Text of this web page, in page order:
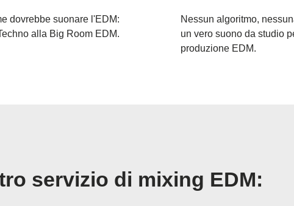
dovrebbe suonare l'EDM:
alla Big Room EDM.
Nessun algoritmo,
un vero suono da studio
produzione EDM.
servizio di mixing EDM: